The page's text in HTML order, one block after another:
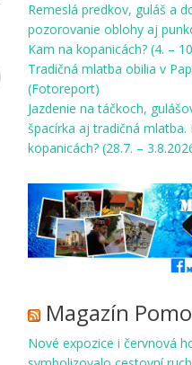
Remeslá predkov, guláš a
pozorovanie oblohy aj
Kam na kopanicách? (4. –
Tradičná mlatba obilia v
(Fotoreport)
Jazdenie na táčkoch,
špacírka aj tradičná mlatba.
kopanicách? (28.7. –
Magazín
Nové expozice i červnová